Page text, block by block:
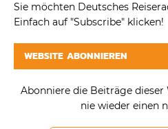
Sie möchten Deutsches
Einfach auf "Subscribe" klicken!
WEBSITE ABONNIEREN
Abonniere die Beiträge
nie wieder einen